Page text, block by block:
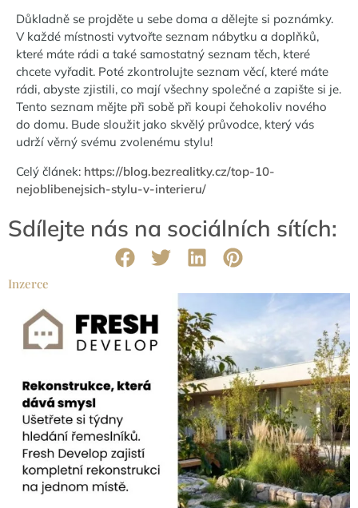
Důkladně se projděte u sebe doma a dělejte si poznámky.
V každé místnosti vytvořte seznam nábytku a doplňků,
které máte rádi a také samostatný seznam těch, které
chcete vyřadit. Poté zkontrolujte seznam věcí, které máte
rádi, abyste zjistili, co mají všechny společné a zapište si je.
Tento seznam mějte při sobě při koupi čehokoliv nového
do domu. Bude sloužit jako skvělý průvodce, který vás
udrží věrný svému zvolenému stylu!
Celý článek: https://blog.bezrealitky.cz/top-10-
nejoblibenejsich-stylu-v-interieru/
Sdílejte nás na sociálních sítích:
Inzerce